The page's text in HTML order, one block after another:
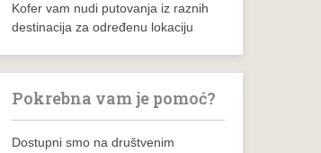
Kofer vam nudi putovanja iz raznih
destinacija za određenu lokaciju
Pokrebna vam je pomoć?
Dostupni smo na društvenim